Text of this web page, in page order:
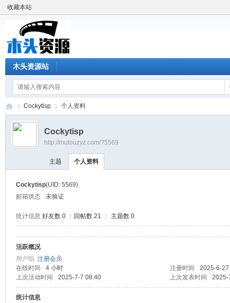
收藏本站
木头资源站
›
Cockytisp 个人资料
Cockytisp
http://mutouzyz.com/?5569
主题 个人资料
Cockytisp(UID: 5569)
邮箱状态
未验证
统计信息 好友数 0 回帖数 21 主题数 0
活跃概况
用户组 注册会员
在线时间
4 小时 注册时间
2025-6-
上次活动时间
2025-7-7 08:40 上次发表时间 2025-
统计信息